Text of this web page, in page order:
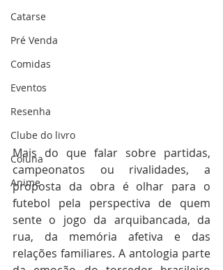
Catarse
Pré Venda
Comidas
Eventos
Resenha
Clube do livro
Coluna
Anime
Mais do que falar sobre partidas,
campeonatos ou rivalidades, a
proposta da obra é olhar para o
futebol pela perspectiva de quem
sente o jogo da arquibancada, da
rua, da memória afetiva e das
relações familiares. A antologia parte